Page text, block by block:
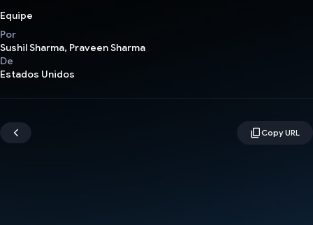
Equipe
Por
Sushil Sharma, Praveen Sharma
De
Estados Unidos